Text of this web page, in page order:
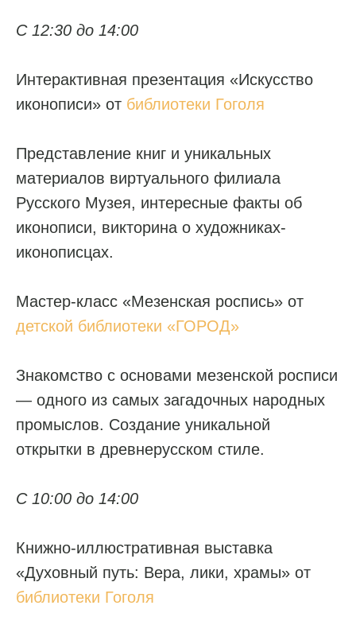
С 12:30 до 14:00
Интерактивная презентация «Искусство
иконописи» от библиотеки Гоголя
Представление книг и уникальных
материалов виртуального филиала
Русского Музея, интересные факты об
иконописи, викторина о художниках-
иконописцах.
Мастер-класс «Мезенская роспись» от
детской библиотеки «ГОРОД»
Знакомство с основами мезенской росписи
— одного из самых загадочных народных
промыслов. Создание уникальной
открытки в древнерусском стиле.
С 10:00 до 14:00
Книжно-иллюстративная выставка
«Духовный путь: Вера, лики, храмы» от
библиотеки Гоголя